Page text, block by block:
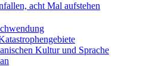
acht Mal aufstehen
Kultur und Sprache